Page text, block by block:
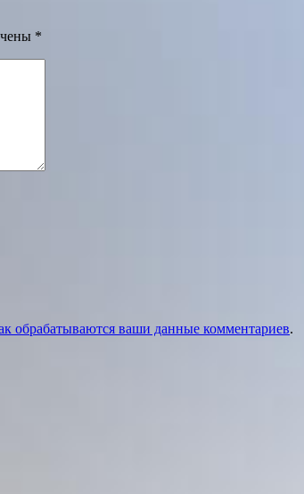
*
обрабатываются ваши данные комментариев.